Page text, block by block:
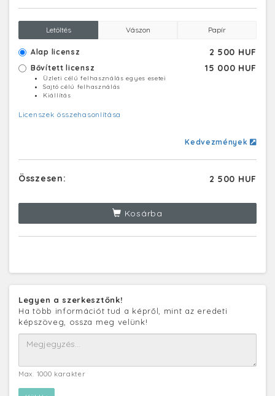
Letöltés Vászon Papír
Alap licensz 2 500 HUF
Bővített licensz 15 000 HUF
Üzleti célú felhasználás egyes esetei
Sajtó célú felhasználás
Kiállítás
Licenszek összehasonlítása
Kedvezmények
Összesen: 2 500 HUF
Kosárba
Legyen a szerkesztőnk!
Ha több információt tud a képről, mint az eredeti
képszöveg, ossza meg velünk!
Max. 1000 karakter